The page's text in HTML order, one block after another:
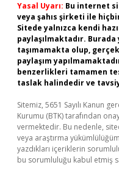
Yasal Uyarı: Bu internet
veya şahıs şirketi ile
Sitede yalnızca kendi
paylaşılmaktadır.
taşımamakta olup,
paylaşım
benzerlikleri tamamen
taslak halindedir ve
Sitemiz, 5651 Sayılı Kanun
Kurumu (BTK) tarafından
vermektedir. Bu nedenle,
veya araştırma
yazdıkları içeriklerin
bu sorumluluğu kabul etmiş